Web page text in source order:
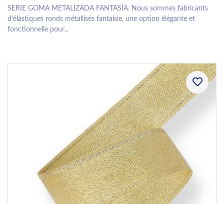
SERIE GOMA METALIZADA FANTASÍA. Nous sommes fabricants
d'élastiques ronds métallisés fantaisie, une option élégante et
fonctionnelle pour...